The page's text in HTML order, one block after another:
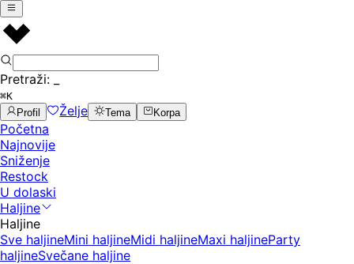
Pretraži:
⌘K
Profil
Želje Tema Korpa
Početna
Najnovije
Sniženje
Restock
U dolaski
Haljine
Haljine
Sve haljineMini haljineMidi haljineMaxi haljineParty
haljineSvečane haljine